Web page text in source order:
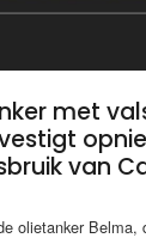
met
van
olietanker Belma,